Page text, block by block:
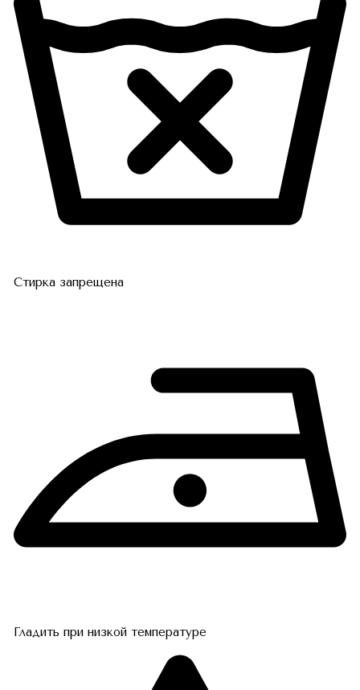
Стирка запрещена
Гладить при низкой температуре